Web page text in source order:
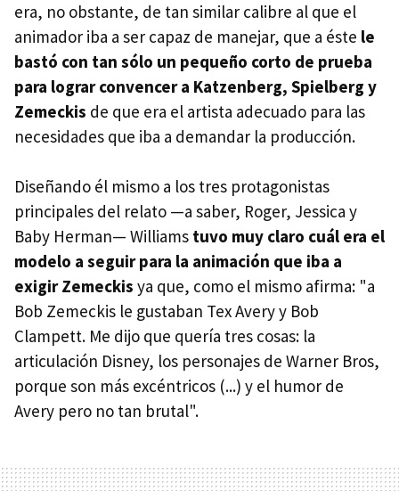
era, no obstante, de tan similar calibre al que el
animador iba a ser capaz de manejar, que a éste le
bastó con tan sólo un pequeño corto de prueba
para lograr convencer a Katzenberg, Spielberg y
Zemeckis de que era el artista adecuado para las
necesidades que iba a demandar la producción.
Diseñando él mismo a los tres protagonistas
principales del relato —a saber, Roger, Jessica y
Baby Herman— Williams tuvo muy claro cuál era el
modelo a seguir para la animación que iba a
exigir Zemeckis ya que, como el mismo afirma: "a
Bob Zemeckis le gustaban Tex Avery y Bob
Clampett. Me dijo que quería tres cosas: la
articulación Disney, los personajes de Warner Bros,
porque son más excéntricos (...) y el humor de
Avery pero no tan brutal".